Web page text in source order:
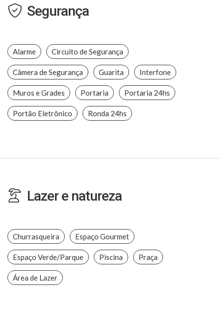
Segurança
Alarme Circuito de Segurança
Câmera de Segurança Guarita Interfone
Muros e Grades Portaria Portaria 24hs
Portão Eletrônico Ronda 24hs
Lazer e natureza
Churrasqueira Espaço Gourmet
Espaço Verde/Parque Piscina Praça
Área de Lazer